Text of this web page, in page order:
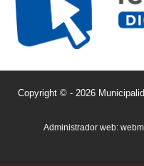
Copyright © - 2026
Administrador web: